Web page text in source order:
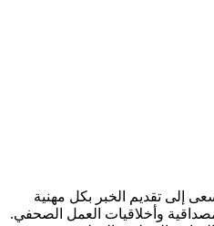
إلى تقديم الخبر بكل مهنية
وأخلاقيات العمل الصحفي.